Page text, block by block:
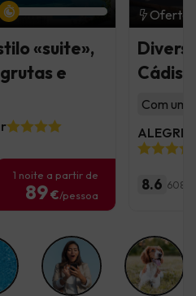
«suite»,
e
1 noite a partir de
89€/pessoa
Oferta
Cádis
Com um
8.6 6085